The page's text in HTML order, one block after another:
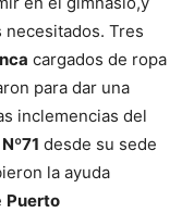
necesitados. Tres
cargados de ropa
para dar una
inclemencias del
desde su sede
la ayuda
Puerto